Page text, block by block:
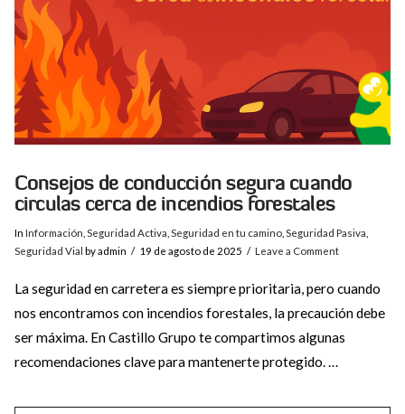
Consejos de conducción segura cuando
circulas cerca de incendios forestales
In Información Seguridad Activa Seguridad en tu camino, Seguridad Pasiva
Seguridad Vial
by admin 19 de agosto de 2025 Leave a Comment
La seguridad en carretera es siempre prioritaria, pero cuando
nos encontramos con incendios forestales, la precaución debe
ser máxima. En Castillo Grupo te compartimos algunas
recomendaciones clave para mantenerte protegido. …